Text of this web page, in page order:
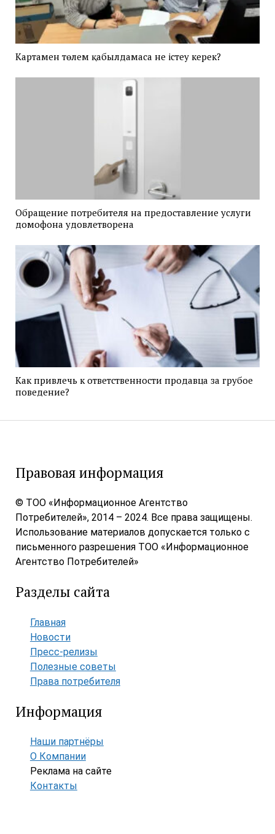
Картамен төлем қабылдамаса не істеу керек?
Обращение потребителя на предоставление услуги
домофона удовлетворена
Как привлечь к ответственности продавца за грубое
поведение?
Правовая информация
© ТОО «Информационное Агентство
Потребителей», 2014 – 2024. Все права защищены.
Использование материалов допускается только с
письменного разрешения ТОО «Информационное
Агентство Потребителей»
Разделы сайта
Главная
Новости
Пресс-релизы
Полезные советы
Права потребителя
Информация
Наши партнёры
О Компании
Реклама на сайте
Контакты